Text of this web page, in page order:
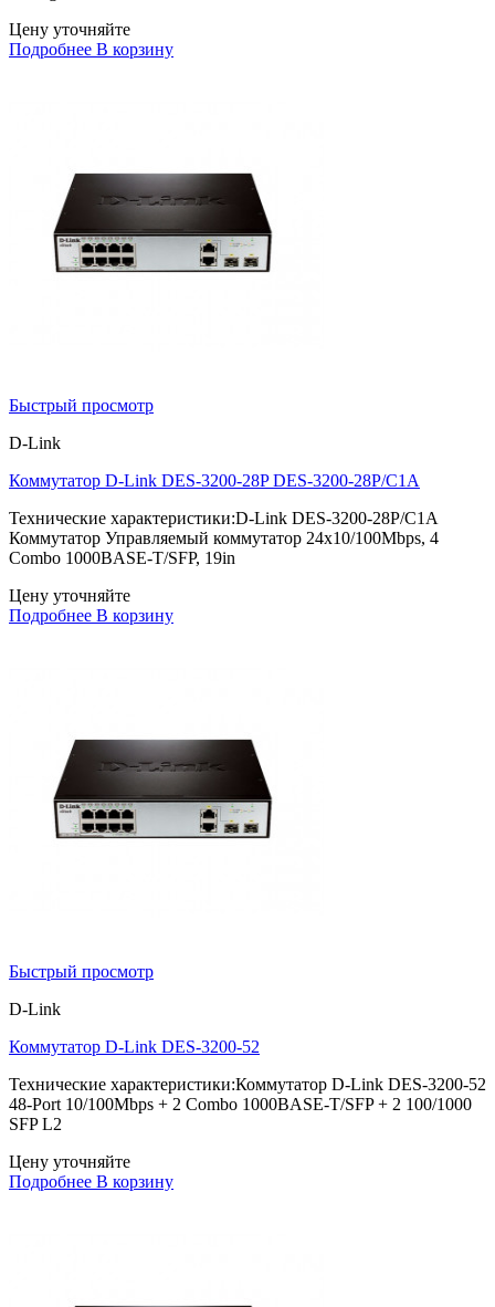
Цену уточняйте
Подробнее В корзину
Быстрый просмотр
D-Link
Коммутатор D-Link DES-3200-28P DES-3200-28P/C1A
Технические характеристики:D-Link DES-3200-28P/C1A
Коммутатор Управляемый коммутатор 24x10/100Mbps, 4
Combo 1000BASE-T/SFP, 19in
Цену уточняйте
Подробнее В корзину
Быстрый просмотр
D-Link
Коммутатор D-Link DES-3200-52
Технические характеристики:Коммутатор D-Link DES-3200-52
48-Port 10/100Mbps + 2 Combo 1000BASE-T/SFP + 2 100/1000
SFP L2
Цену уточняйте
Подробнее В корзину